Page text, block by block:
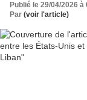
Publié le 29/04/2026 à
Par (voir l'article)